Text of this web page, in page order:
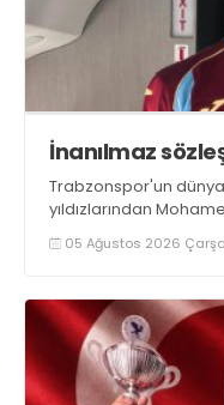
İnanılmaz
Trabzonspor'un
yıldızlarından
05 Ağustos 2026